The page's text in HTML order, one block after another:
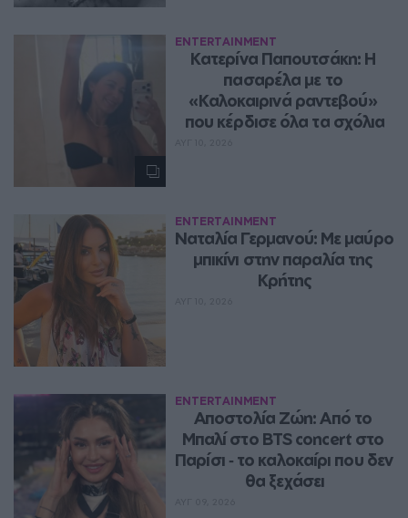
ENTERTAINMENT
Κατερίνα Παπουτσάκη: Η
πασαρέλα με το
«Καλοκαιρινά ραντεβού»
που κέρδισε όλα τα σχόλια
ENTERTAINMENT
Ναταλία Γερμανού: Με μαύρο
μπικίνι στην παραλία της
Κρήτης
ENTERTAINMENT
Αποστολία Ζώη: Από το
Μπαλί στο BTS concert στο
Παρίσι ‑ το καλοκαίρι που δεν
θα ξεχάσει